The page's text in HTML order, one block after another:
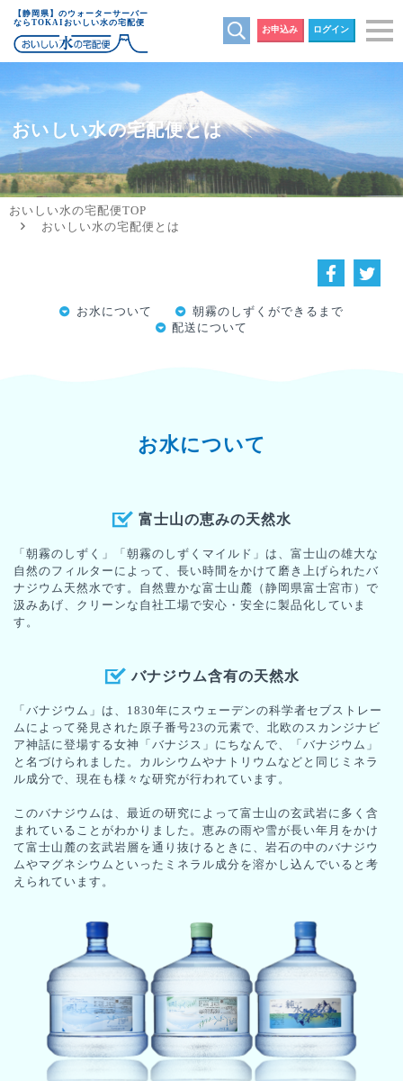
【静岡県】のウォーターサーバー
ならTOKAIおいしい水の宅配便
お申込み ログイン
おいしい水の宅配便とは
おいしい水の宅配便TOP
おいしい水の宅配便とは
お水について
朝霧のしずくができるまで
配送について
お水について
富士山の恵みの天然水
「朝霧のしずく」「朝霧のしずくマイルド」は、富士山の雄大な
自然のフィルターによって、長い時間をかけて磨き上げられたバ
ナジウム天然水です。自然豊かな富士山麓（静岡県富士宮市）で
汲みあげ、クリーンな自社工場で安心・安全に製品化していま
す。
バナジウム含有の天然水
「バナジウム」は、1830年にスウェーデンの科学者セブストレー
ムによって発見された原子番号23の元素で、北欧のスカンジナビ
ア神話に登場する女神「バナジス」にちなんで、「バナジウム」
と名づけられました。カルシウムやナトリウムなどと同じミネラ
ル成分で、現在も様々な研究が行われています。
このバナジウムは、最近の研究によって富士山の玄武岩に多く含
まれていることがわかりました。恵みの雨や雪が長い年月をかけ
て富士山麓の玄武岩層を通り抜けるときに、岩石の中のバナジウ
ムやマグネシウムといったミネラル成分を溶かし込んでいると考
えられています。